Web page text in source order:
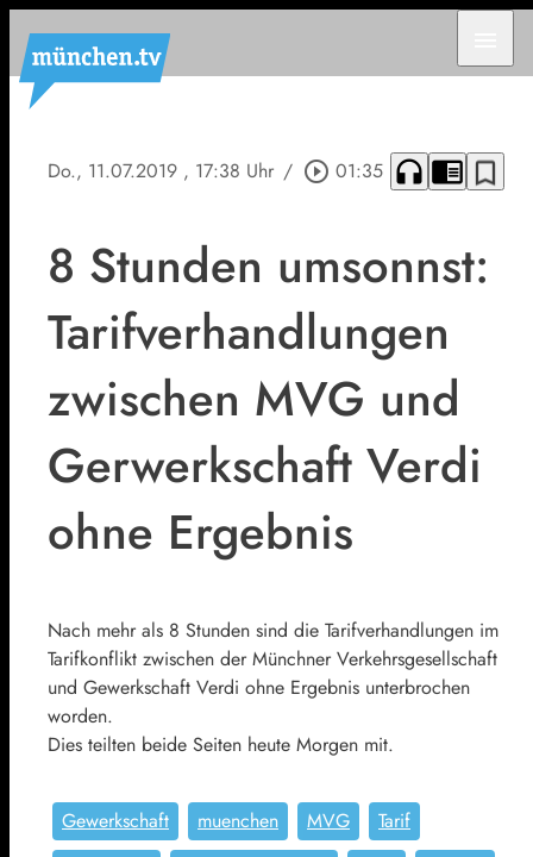
Do., 11.07.2019 , 17:38 Uhr / play_circle_outline 01:35 headphones chrome_reader_mode bookmark_border
8 Stunden umsonnst:
Tarifverhandlungen
zwischen MVG und
Gerwerkschaft Verdi
ohne Ergebnis
Nach mehr als 8 Stunden sind die Tarifverhandlungen im
Tarifkonflikt zwischen der Münchner Verkehrsgesellschaft
und Gewerkschaft Verdi ohne Ergebnis unterbrochen
worden.
Dies teilten beide Seiten heute Morgen mit.
Gewerkschaft muenchen MVG
Tarif